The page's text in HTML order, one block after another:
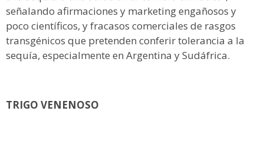
señalando afirmaciones y marketing engañosos y
poco científicos, y fracasos comerciales de rasgos
transgénicos que pretenden conferir tolerancia a la
sequía, especialmente en Argentina y Sudáfrica.
TRIGO VENENOSO